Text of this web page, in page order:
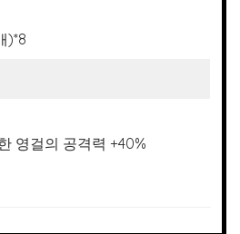
)*8
영걸의 공격력 +40%